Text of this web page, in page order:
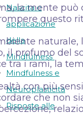
Nascita e
applicazione
della
Mindfulness
Mindfulness e
Neuroplasticità
Risposte alle
la mente
questo
il profumo del
tra i rami, la
con più
che non